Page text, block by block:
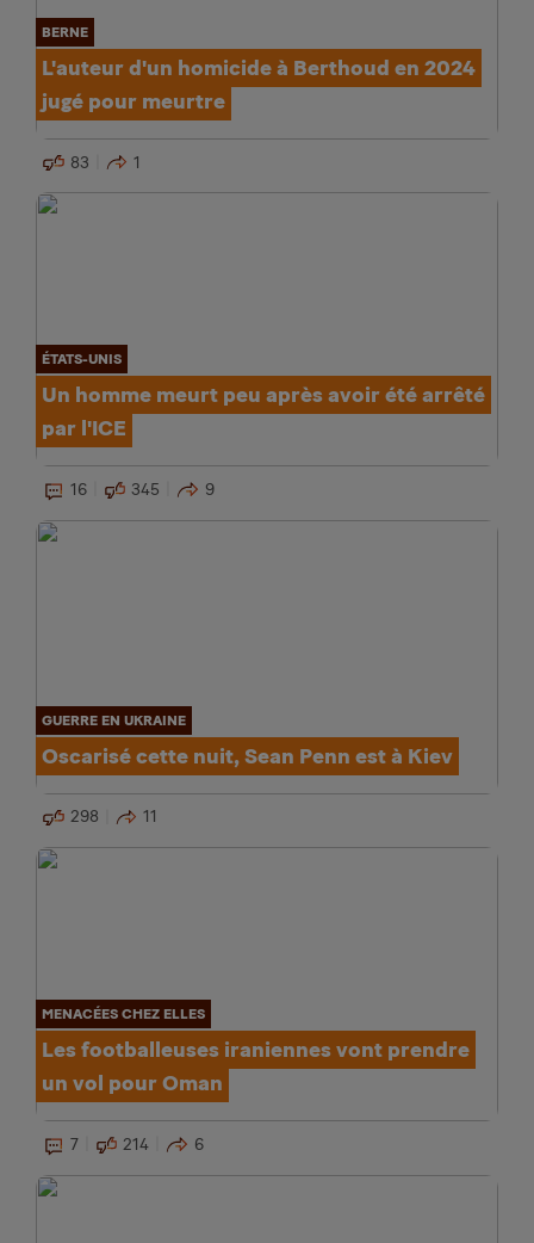
BERNE
L'auteur d'un homicide à Berthoud en 2024
jugé pour meurtre
83 1
ÉTATS-UNIS
Un homme meurt peu après avoir été arrêté
par l'ICE
16 345 9
GUERRE EN UKRAINE
Oscarisé cette nuit, Sean Penn est à Kiev
298 11
MENACÉES CHEZ ELLES
Les footballeuses iraniennes vont prendre
un vol pour Oman
7 214 6